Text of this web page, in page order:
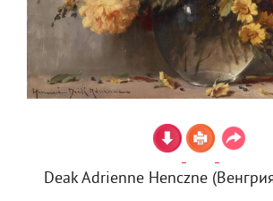
Deak Adrienne Henczne